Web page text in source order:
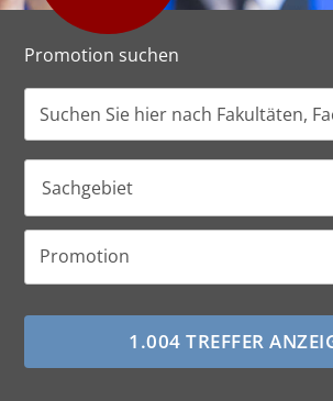
Promotion suchen
Sachgebiet
Promotion